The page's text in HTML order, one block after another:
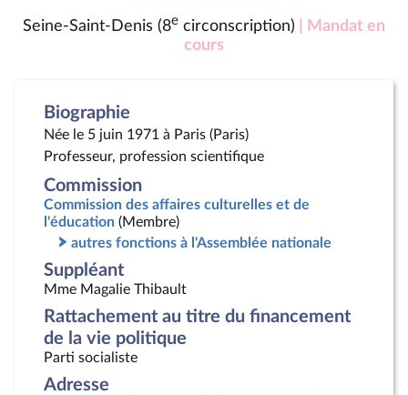
Seine-Saint-Denis (8e circonscription)
| Mandat en
cours
Biographie
Née le 5 juin 1971 à Paris (Paris)
Professeur, profession scientifique
Commission
Commission des affaires culturelles et de
l'éducation (Membre)
autres fonctions à l'Assemblée nationale
Suppléant
Mme Magalie Thibault
Rattachement au titre du financement
de la vie politique
Parti socialiste
Adresse